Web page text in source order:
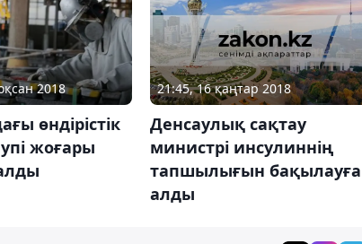
2018
өндірістік
жоғары
21:45, 16 қаңтар 2018
Денсаулық сақтау
министрі инсулиннің
тапшылығын бақылауға
алды